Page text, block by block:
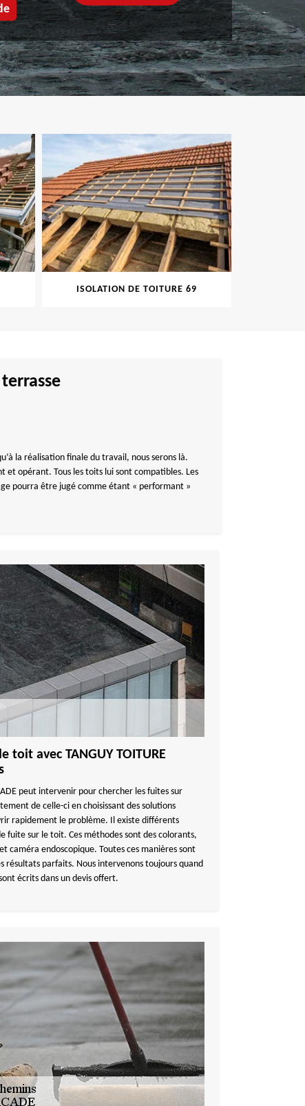
ISOLATION DE TOITURE 69
la réalisation finale du travail, nous serons là.
et opérant. Tous les toits lui sont compatibles. Les
pourra être jugé comme étant « performant »
toit avec TANGUY TOITURE
peut intervenir pour chercher les fuites sur
de celle-ci en choisissant des solutions
rapidement le problème. Il existe différents
fuite sur le toit. Ces méthodes sont des colorants,
caméra endoscopique. Toutes ces manières sont
résultats parfaits. Nous intervenons toujours quand
écrits dans un devis offert.